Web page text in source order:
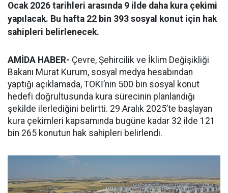
Ocak 2026 tarihleri arasında 9 ilde daha kura çekimi
yapılacak. Bu hafta 22 bin 393 sosyal konut için hak
sahipleri belirlenecek.
AMİDA HABER- Çevre, Şehircilik ve İklim Değişikliği
Bakanı Murat Kurum, sosyal medya hesabından
yaptığı açıklamada, TOKİ’nin 500 bin sosyal konut
hedefi doğrultusunda kura sürecinin planlandığı
şekilde ilerlediğini belirtti. 29 Aralık 2025’te başlayan
kura çekimleri kapsamında bugüne kadar 32 ilde 121
bin 265 konutun hak sahipleri belirlendi.